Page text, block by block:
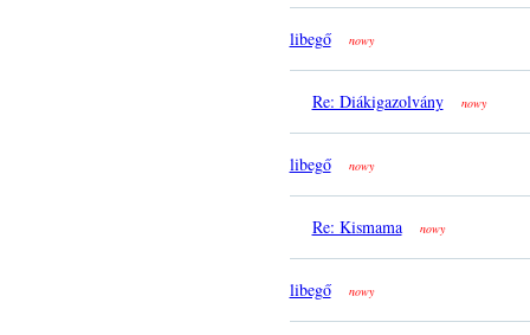
libegő nowy
Re: Diákigazolvány nowy
libegő nowy
Re: Kismama nowy
libegő nowy